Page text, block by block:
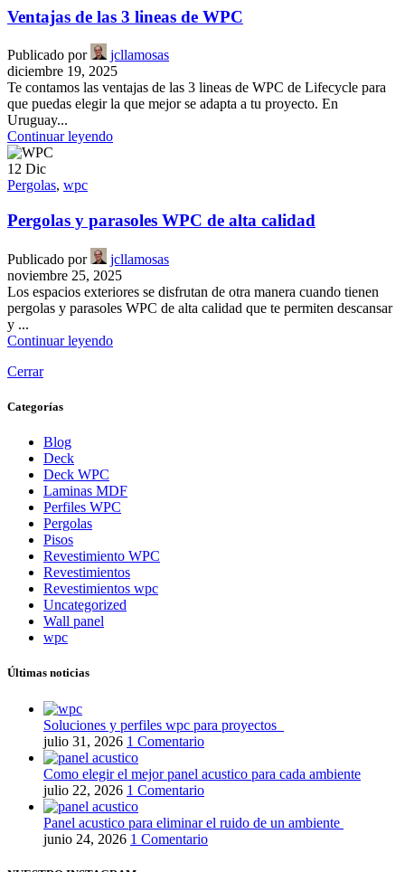
Ventajas de las 3 lineas de WPC
Publicado por
jcllamosas
diciembre 19, 2025
Te contamos las ventajas de las 3 lineas de WPC de Lifecycle para
que puedas elegir la que mejor se adapta a tu proyecto. En
Uruguay...
Continuar leyendo
12 Dic
Pergolas, wpc
Pergolas y parasoles WPC de alta calidad
Publicado por
jcllamosas
noviembre 25, 2025
Los espacios exteriores se disfrutan de otra manera cuando tienen
pergolas y parasoles WPC de alta calidad que te permiten descansar
y ...
Continuar leyendo
Cerrar
Categorías
Blog
Deck
Deck WPC
Laminas MDF
Perfiles WPC
Pergolas
Pisos
Revestimiento WPC
Revestimientos
Revestimientos wpc
Uncategorized
Wall panel
wpc
Últimas noticias
Soluciones y perfiles wpc para proyectos
julio 31, 2026 1 Comentario
Como elegir el mejor panel acustico para cada ambiente
julio 22, 2026 1 Comentario
Panel acustico para eliminar el ruido de un ambiente
junio 24, 2026 1 Comentario